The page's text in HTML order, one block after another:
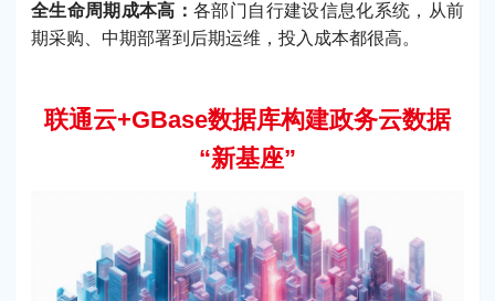
全生命周期成本高：各部门自行建设信息化系统，从前
期采购、中期部署到后期运维，投入成本都很高。
联通云+GBase数据库构建政务云数据
“新基座”